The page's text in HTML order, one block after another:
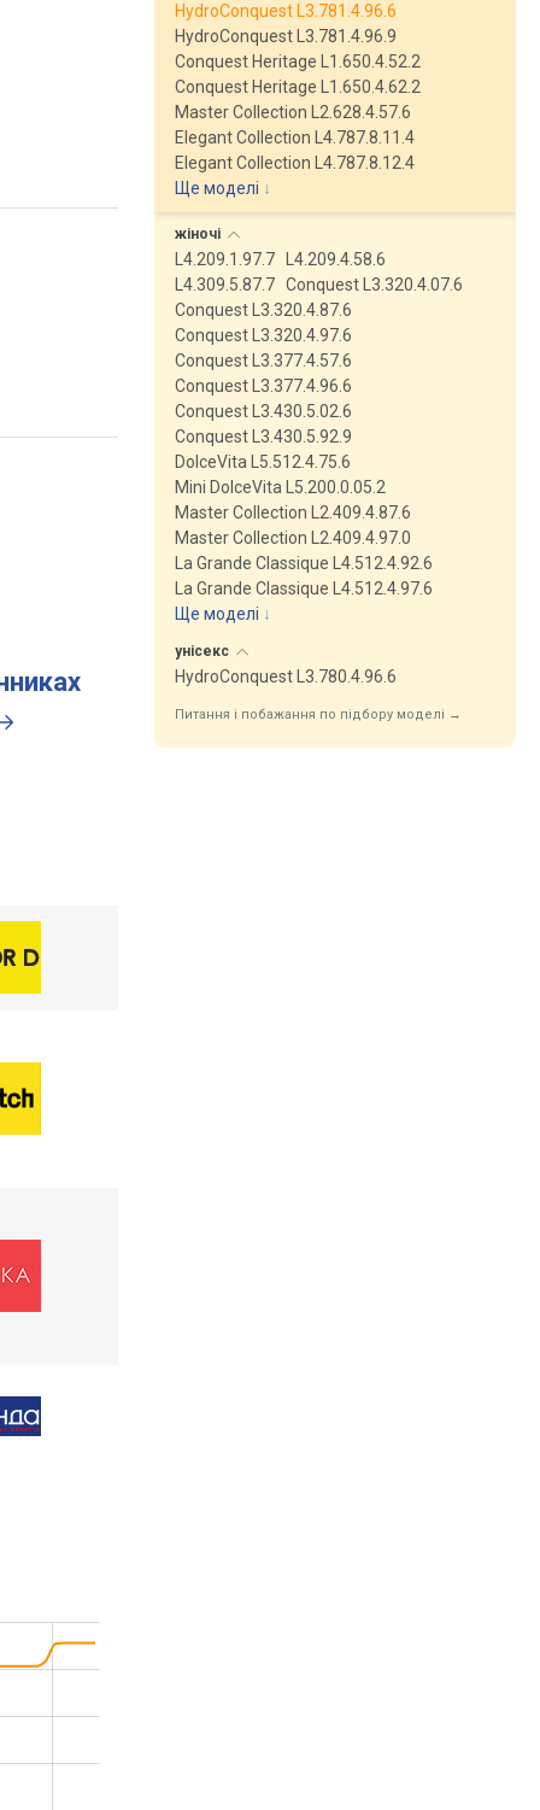
HydroConquest L3.781.4.96.6
HydroConquest L3.781.4.96.9
Conquest Heritage L1.650.4.52.2
Conquest Heritage L1.650.4.62.2
Master Collection L2.628.4.57.6
Elegant Collection L4.787.8.11.4
Elegant Collection L4.787.8.12.4
Ще моделі ↓
жіночі
L4.209.1.97.7
L4.209.4.58.6
L4.309.5.87.7 Conquest L3.320.4.07.6
Conquest L3.320.4.87.6
Conquest L3.320.4.97.6
Conquest L3.377.4.57.6
Conquest L3.377.4.96.6
Conquest L3.430.5.02.6
Conquest L3.430.5.92.9
DolceVita L5.512.4.75.6
Mini DolceVita L5.200.0.05.2
Master Collection L2.409.4.87.6
Master Collection L2.409.4.97.0
La Grande Classique L4.512.4.92.6
La Grande Classique L4.512.4.97.6
Ще моделі ↓
унісекс
HydroConquest L3.780.4.96.6
Питання і побажання по підбору моделі →